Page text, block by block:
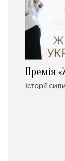
Премія
Історії